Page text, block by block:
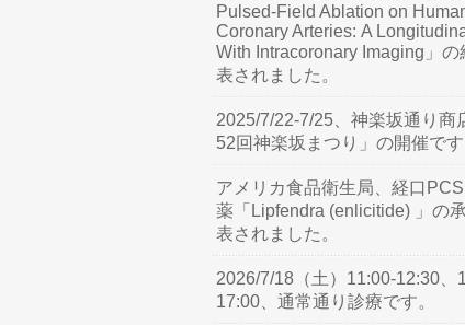
Pulsed-Field Ablation on
Coronary Arteries: A
With Intracoronary Imaging」の
表されました。
2025/7/22-7/25、神楽坂通り商
52回神楽坂まつり」の開催です
アメリカ食品衛生局、経口
薬「Lipfendra (enlicitide) 」の
表されました。
2026/7/18（土）11:00-12:30、
17:00、通常通り診療です。